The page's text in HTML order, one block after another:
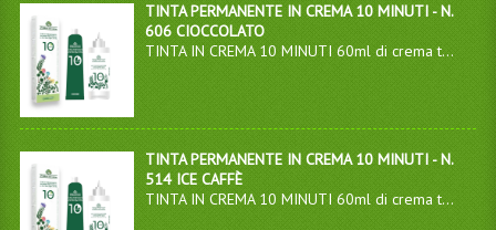
TINTA PERMANENTE IN CREMA 10 MINUTI - N.
606 CIOCCOLATO
TINTA IN CREMA 10 MINUTI 60ml di crema t...
TINTA PERMANENTE IN CREMA 10 MINUTI - N.
514 ICE CAFFÈ
TINTA IN CREMA 10 MINUTI 60ml di crema t...